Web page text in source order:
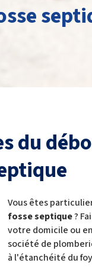
Vous êtes
fosse septique?
votre domicile ou
société de
à l'étanchéité du